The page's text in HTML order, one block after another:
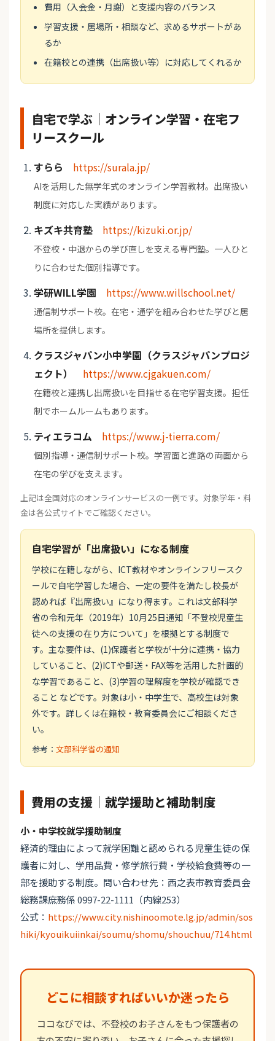
費用（入会金・月謝）と支援内容のバランス
学習支援・居場所・相談など、求めるサポートがあ
るか
在籍校との連携（出席扱い等）に対応してくれるか
自宅で学ぶ｜オンライン学習・在宅フ
リースクール
すらら https://surala.jp/
AIを活用した無学年式のオンライン学習教材。出席扱い
制度に対応した実績があります。
キズキ共育塾 https://kizuki.or.jp/
不登校・中退からの学び直しを支える専門塾。一人ひと
りに合わせた個別指導です。
学研WILL学園 https://www.willschool.net/
通信制サポート校。在宅・通学を組み合わせた学びと居
場所を提供します。
クラスジャパン小中学園（クラスジャパンプロジ
ェクト）
https://www.cjgakuen.com/
在籍校と連携し出席扱いを目指せる在宅学習支援。担任
制でホームルームもあります。
ティエラコム https://www.j-tierra.com/
個別指導・通信制サポート校。学習面と進路の両面から
在宅の学びを支えます。
上記は全国対応のオンラインサービスの一例です。対象学年・料
金は各公式サイトでご確認ください。
自宅学習が「出席扱い」になる制度
学校に在籍しながら、ICT教材やオンラインフリースク
ールで自宅学習した場合、一定の要件を満たし校長が
認めれば『出席扱い』になり得ます。これは文部科学
省の令和元年（2019年）10月25日通知「不登校児童生
徒への支援の在り方について」を根拠とする制度で
す。主な要件は、(1)保護者と学校が十分に連携・協力
していること、(2)ICTや郵送・FAX等を活用した計画的
な学習であること、(3)学習の理解度を学校が確認でき
ること などです。対象は小・中学生で、高校生は対象
外です。詳しくは在籍校・教育委員会にご相談くださ
い。
参考： 文部科学省の通知
費用の支援｜就学援助と補助制度
小・中学校就学援助制度
経済的理由によって就学困難と認められる児童生徒の保
護者に対し、学用品費・修学旅行費・学校給食費等の一
部を援助する制度。問い合わせ先：西之表市教育委員会
総務課庶務係 0997-22-1111（内線253）
公式： https://www.city.nishinoomote.lg.jp/admin/sos
hiki/kyouikuiinkai/soumu/shomu/shouchuu/714.html
どこに相談すればいいか迷ったら
ココなびでは、不登校のお子さんをもつ保護者の